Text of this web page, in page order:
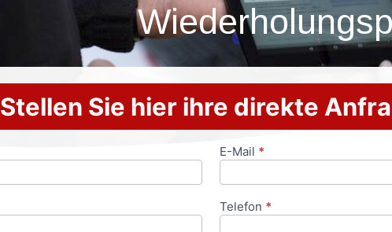
Stellen Sie hier ihre direkte
E-Mail *
Telefon *